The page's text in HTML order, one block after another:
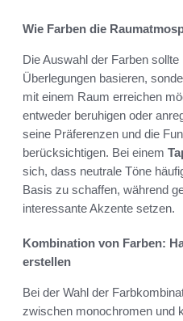
Wie Farben die
Die Auswahl der Farben
Überlegungen basieren,
mit einem Raum erreichen
entweder beruhigen oder
seine Präferenzen und die
berücksichtigen. Bei einem
sich, dass neutrale Töne
Basis zu schaffen, während
interessante Akzente setzen.
Kombination von Farben:
erstellen
Bei der Wahl der
zwischen monochromen und